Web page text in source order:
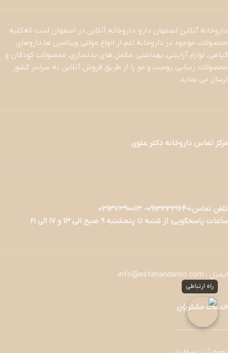
داروخانه آنلاین اصفهان دارو ،داروخانه آنلاین در اصفهان است که کلیه
محصولات موجود در داروخانه اعم از انواع مولتی ویتامین ها,داروهای
گیاهی, لوازم آرایشی, بهداشتی ،مکمل های بدنسازی، محصولات کودکان و
محصولات زیبایی پوست و مو را از طریق فروش آنلاین به سراسر کشور
ارسال می نماید.
مرکز تماس داروخانه دکتر علوی
تلفن تماس:09133329640- 03137390013
ساعات پاسخگویی: از شنبه تا پنجشنبه 9 صبح الی 13 و 17 الی 21
ایمیل : info@esfahandaroo.com
خدمات مشتریان
———————
راه ارتباطی